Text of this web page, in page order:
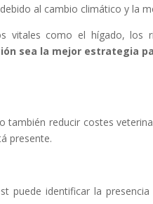
al cambio climático y la
vitales como el hígado, los
sea la mejor estrategia
reducir costes
presente.
puede identificar la